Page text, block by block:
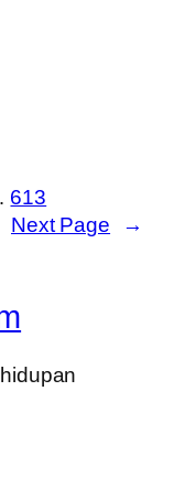
613
Next Page
→